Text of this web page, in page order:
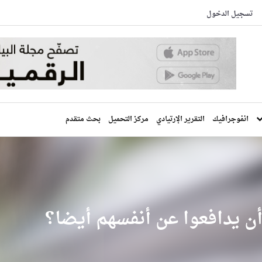
تسجيل الدخول
انفوجرافيك التقرير الإرتيادي مركز التحميل بحث متقدم
يدافعوا عن أنفسهم أيضا؟